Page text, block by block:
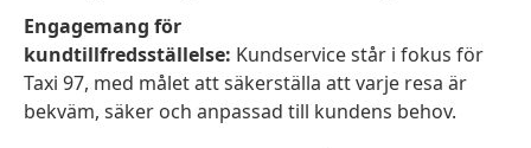
Engagemang för
kundtillfredsställelse: Kundservice står i fokus för
Taxi 97, med målet att säkerställa att varje resa är
bekväm, säker och anpassad till kundens behov.